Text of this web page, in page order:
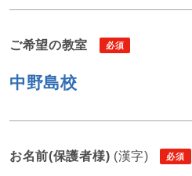
ご希望の教室
中野島校
お名前(保護者様) (漢字)